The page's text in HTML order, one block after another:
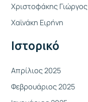
σ
η
ι
Χριστοφάκης Γιώργος
Χαϊνάκη Ειρήνη
Ιστορικό
Απρίλιος 2025
Φεβρουάριος 2025